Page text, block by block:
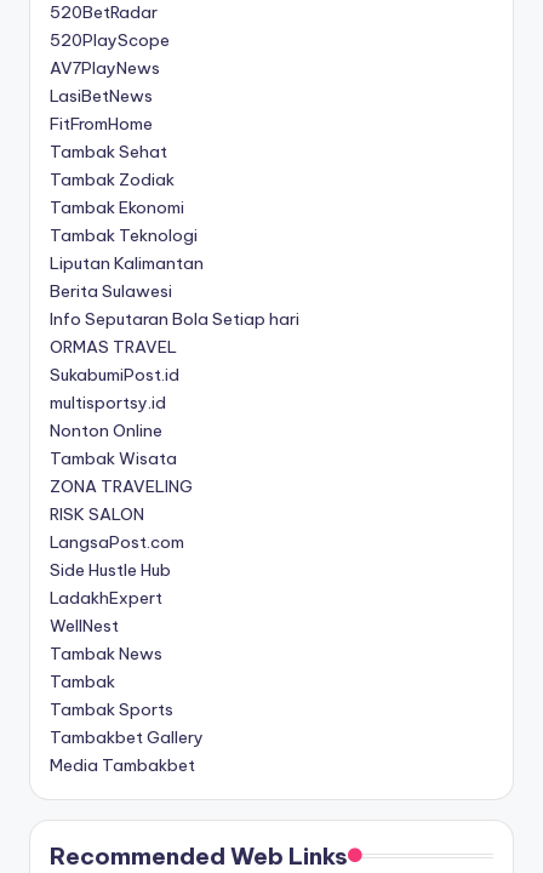
520BetRadar
520PlayScope
AV7PlayNews
LasiBetNews
FitFromHome
Tambak Sehat
Tambak Zodiak
Tambak Ekonomi
Tambak Teknologi
Liputan Kalimantan
Berita Sulawesi
Info Seputaran Bola Setiap hari
ORMAS TRAVEL
SukabumiPost.id
multisportsy.id
Nonton Online
Tambak Wisata
ZONA TRAVELING
RISK SALON
LangsaPost.com
Side Hustle Hub
LadakhExpert
WellNest
Tambak News
Tambak
Tambak Sports
Tambakbet Gallery
Media Tambakbet
Recommended Web Links